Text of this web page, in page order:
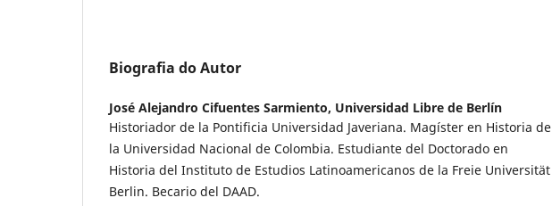
Biografia do Autor
José Alejandro Cifuentes Sarmiento, Universidad Libre de Berlín
Historiador de la Pontificia Universidad Javeriana. Magíster en Historia de
la Universidad Nacional de Colombia. Estudiante del Doctorado en
Historia del Instituto de Estudios Latinoamericanos de la Freie Universität
Berlin. Becario del DAAD.